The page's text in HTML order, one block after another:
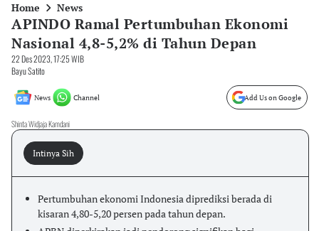
Home News
APINDO Ramal Pertumbuhan Ekonomi
Nasional 4,8-5,2% di Tahun Depan
22 Des 2023, 17:25 WIB
Bayu Satito
News Channel Add Us on Google
Shinta Widjaja Kamdani
Intinya Sih
Pertumbuhan ekonomi Indonesia diprediksi berada di
kisaran 4,80-5,20 persen pada tahun depan.